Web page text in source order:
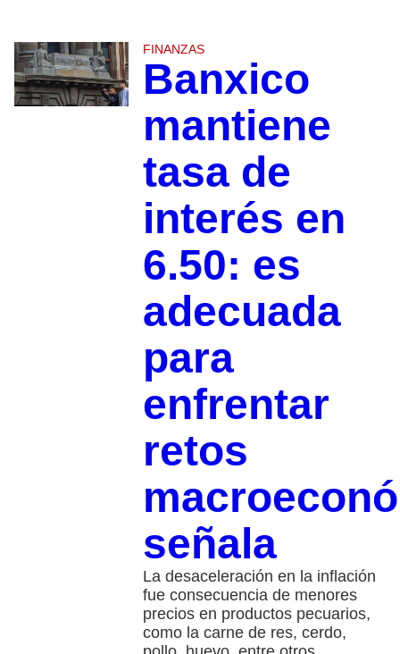
FINANZAS
Banxico
mantiene
tasa de
interés en
6.50: es
adecuada
para
enfrentar
retos
señala
La desaceleración en la inflación
fue consecuencia de menores
precios en productos pecuarios,
como la carne de res, cerdo,